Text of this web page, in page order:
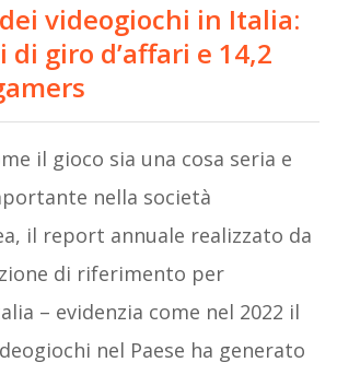
videogiochi in Italia:
giro d’affari e 14,2
il gioco sia una cosa seria e
nella società
il report annuale realizzato da
di riferimento per
– evidenzia come nel 2022 il
nel Paese ha generato